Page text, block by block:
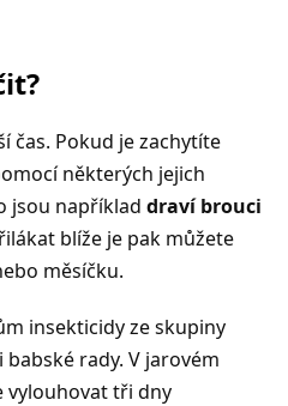
čas. Pokud je zachytíte
některých jejich
jsou například draví brouci
blíže je pak můžete
měsíčku.
insekticidy ze skupiny
rady. V jarovém
vylouhovat tři dny